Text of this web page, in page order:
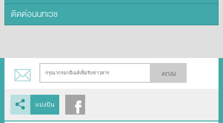
ติดต่อนนทเวช
ตกลง
แบ่งปัน